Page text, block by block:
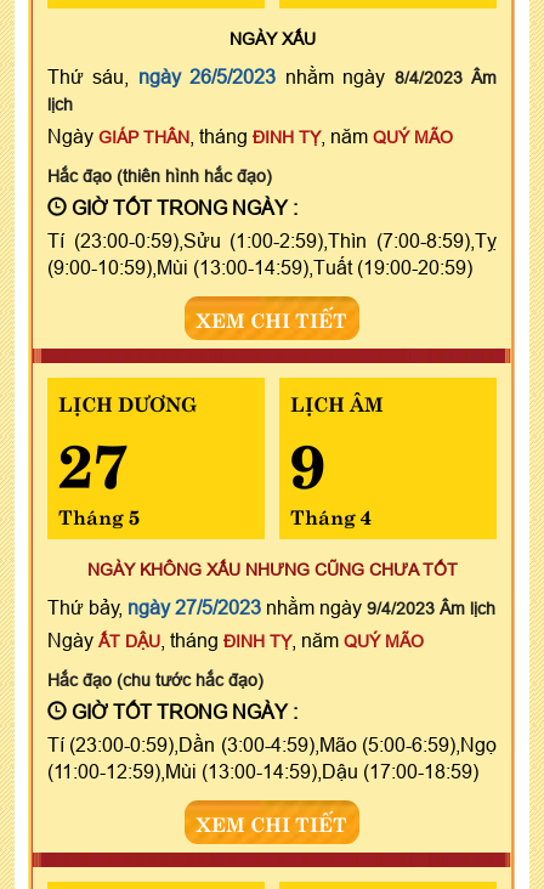
NGÀYXẤU
Thứ sáu, ngày 26/5/2023 nhằm ngày 8/4/2023 Âm
lịch
Ngày GIÁP THÂN , tháng ĐINH TỴ, năm QUÝ MÃO
Hắc đạo (thiên hình hắc đạo)
GIỜ TỐT TRONG NGÀY :
Tí (23:00-0:59),Sửu (1:00-2:59),Thìn (7:00-8:59),Tỵ
(9:00-10:59),Mùi (13:00-14:59),Tuất (19:00-20:59)
XEM CHI TIẾT
LỊCH DƯƠNG
27
Tháng 5
LỊCH ÂM
9
Tháng 4
NGÀY KHÔNG XẤU NHƯNG CŨNG CHƯA TỐT
Thứ bảy, ngày 27/5/2023 nhằm ngày 9/4/2023 Âm lịch
Ngày ẤT DẬU , tháng ĐINH TỴ, năm QUÝ MÃO
Hắc đạo (chu tước hắc đạo)
GIỜ TỐT TRONG NGÀY :
Tí (23:00-0:59),Dần (3:00-4:59),Mão (5:00-6:59),Ngọ
(11:00-12:59),Mùi (13:00-14:59),Dậu (17:00-18:59)
XEM CHI TIẾT